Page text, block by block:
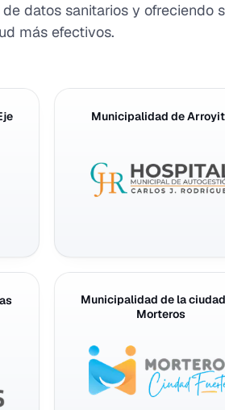
datos sanitarios y ofreciendo
más efectivos.
Municipalidad de
Municipalidad de la
Morteros